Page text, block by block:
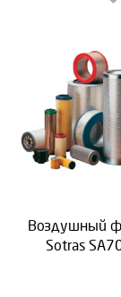
Воздушный
Sotras
Выберите
Отмена